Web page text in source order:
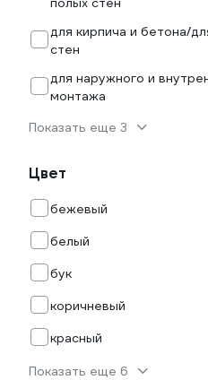
для кирпича и бетона/
стен
для наружного и
монтажа
Показать еще 3
Цвет
бежевый
белый
бук
коричневый
красный
Показать еще 6